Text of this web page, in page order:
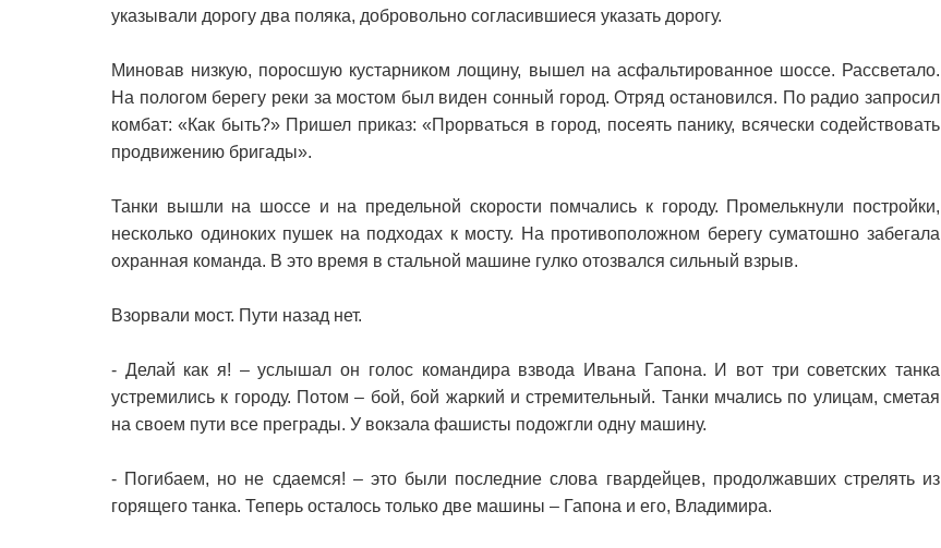
указывали дорогу два поляка, добровольно согласившиеся указать дорогу.
Миновав низкую, поросшую кустарником лощину, вышел на асфальтированное шоссе. Рассветало.
На пологом берегу реки за мостом был виден сонный город. Отряд остановился. По радио запросил
комбат: «Как быть?» Пришел приказ: «Прорваться в город, посеять панику, всячески содействовать
продвижению бригады».
Танки вышли на шоссе и на предельной скорости помчались к городу. Промелькнули постройки,
несколько одиноких пушек на подходах к мосту. На противоположном берегу суматошно забегала
охранная команда. В это время в стальной машине гулко отозвался сильный взрыв.
Взорвали мост. Пути назад нет.
- Делай как я! – услышал он голос командира взвода Ивана Гапона. И вот три советских танка
устремились к городу. Потом – бой, бой жаркий и стремительный. Танки мчались по улицам, сметая
на своем пути все преграды. У вокзала фашисты подожгли одну машину.
- Погибаем, но не сдаемся! – это были последние слова гвардейцев, продолжавших стрелять из
горящего танка. Теперь осталось только две машины – Гапона и его, Владимира.